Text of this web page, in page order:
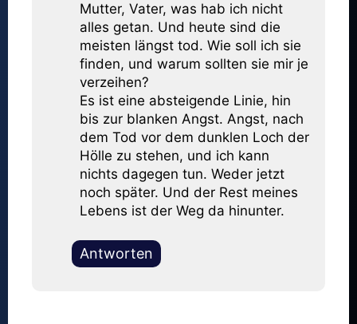
Mutter, Vater, was hab ich nicht
alles getan. Und heute sind die
meisten längst tod. Wie soll ich sie
finden, und warum sollten sie mir je
verzeihen?
Es ist eine absteigende Linie, hin
bis zur blanken Angst. Angst, nach
dem Tod vor dem dunklen Loch der
Hölle zu stehen, und ich kann
nichts dagegen tun. Weder jetzt
noch später. Und der Rest meines
Lebens ist der Weg da hinunter.
Antworten